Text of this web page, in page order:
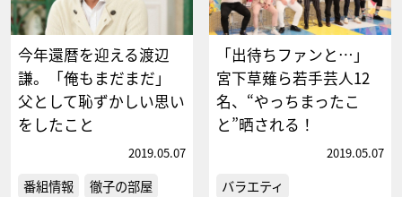
今年還暦を迎える渡辺
謙。「俺もまだまだ」
父として恥ずかしい思い
をしたこと
2019.05.07
番組情報 徹子の部屋
「出待ちファンと…」
宮下草薙ら若手芸人12
名、“やっちまったこ
と”晒される！
2019.05.07
バラエティ